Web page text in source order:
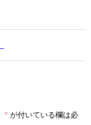
* が付いている欄は必